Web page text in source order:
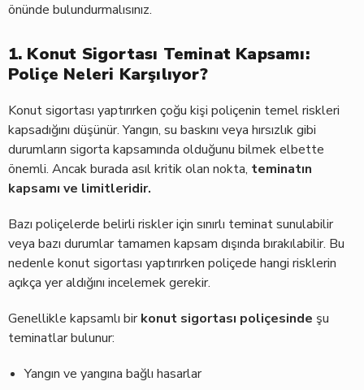
önünde bulundurmalısınız.
1. Konut Sigortası Teminat Kapsamı:
Poliçe Neleri Karşılıyor?
Konut sigortası yaptırırken çoğu kişi poliçenin temel riskleri
kapsadığını düşünür. Yangın, su baskını veya hırsızlık gibi
durumların sigorta kapsamında olduğunu bilmek elbette
önemli. Ancak burada asıl kritik olan nokta, teminatın
kapsamı ve limitleridir.
Bazı poliçelerde belirli riskler için sınırlı teminat sunulabilir
veya bazı durumlar tamamen kapsam dışında bırakılabilir. Bu
nedenle konut sigortası yaptırırken poliçede hangi risklerin
açıkça yer aldığını incelemek gerekir.
Genellikle kapsamlı birkonut sigortası poliçesinde şu
teminatlar bulunur:
Yangın ve yangına bağlı hasarlar